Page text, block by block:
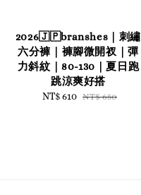
2026🇯🇵branshes｜刺繡
六分褲｜褲腳微開衩｜彈
力斜紋｜80-130｜夏日跑
跳涼爽好搭
Sale
NT$ 610 Regular
NT$ 650